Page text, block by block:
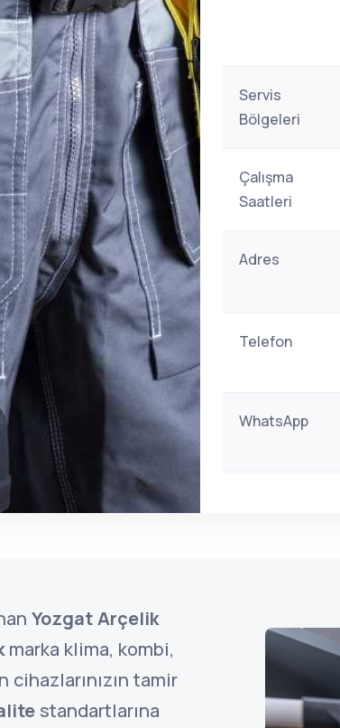
Servis
Bölgeleri
Çalışma
Saatleri
Adres
Telefon
WhatsApp
Yozgat Arçelik
marka klima, kombi,
tamir
standartlarına